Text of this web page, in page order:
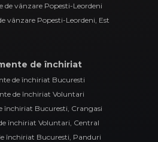
de vânzare Popesti-Leordeni
vânzare Popesti-Leordeni, Est
de închiriat
de închiriat Bucuresti
de închiriat Voluntari
închiriat Bucuresti, Crangasi
închiriat Voluntari, Central
închiriat Bucuresti, Panduri